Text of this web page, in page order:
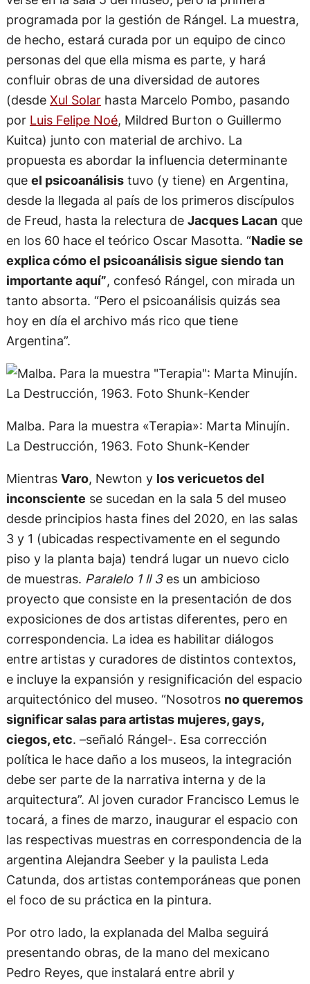
programada por la gestión de Rángel. La muestra,
de hecho, estará curada por un equipo de cinco
personas del que ella misma es parte, y hará
confluir obras de una diversidad de autores
(desde Xul Solarhasta Marcelo Pombo, pasando
por Luis Felipe Noé, Mildred Burton o Guillermo
Kuitca) junto con material de archivo. La
propuesta es abordar la influencia determinante
que el psicoanálisistuvo (y tiene) en Argentina,
desde la llegada al país de los primeros discípulos
de Freud, hasta la relectura de Jacques Lacanque
en los 60 hace el teórico Oscar Masotta. “Nadie se
explica cómo el psicoanálisis sigue siendo tan
importante aquí”, confesó Rángel, con mirada un
tanto absorta. “Pero el psicoanálisis quizás sea
hoy en día el archivo más rico que tiene
Argentina”.
Malba. Para la muestra «Terapia»: Marta Minujín.
La Destrucción, 1963. Foto Shunk-Kender
Mientras Varo, Newton y los vericuetos del
inconsciente se sucedan en la sala 5 del museo
desde principios hasta fines del 2020, en las salas
3 y 1 (ubicadas respectivamente en el segundo
piso y la planta baja) tendrá lugar un nuevo ciclo
de muestras. Paralelo 1 ll 3 es un ambicioso
proyecto que consiste en la presentación de dos
exposiciones de dos artistas diferentes, pero en
correspondencia. La idea es habilitar diálogos
entre artistas y curadores de distintos contextos,
e incluye la expansión y resignificación del espacio
arquitectónico del museo. “Nosotros no queremos
significar salas para artistas mujeres, gays,
ciegos, etc. –señaló Rángel-. Esa corrección
política le hace daño a los museos, la integración
debe ser parte de la narrativa interna y de la
arquitectura”. Al joven curador Francisco Lemus le
tocará, a fines de marzo, inaugurar el espacio con
las respectivas muestras en correspondencia de la
argentina Alejandra Seeber y la paulista Leda
Catunda, dos artistas contemporáneas que ponen
el foco de su práctica en la pintura.
Por otro lado, la explanada del Malba seguirá
presentando obras, de la mano del mexicano
Pedro Reyes, que instalará entre abril y